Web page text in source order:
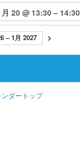
20 @ 13:30 – 14:30
– 1月 2027
ダートップ